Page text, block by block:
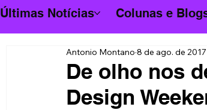
Últimas Notícias Colunas e
De olho nos
Design
Antonio Montano 8 de ago. de 2017